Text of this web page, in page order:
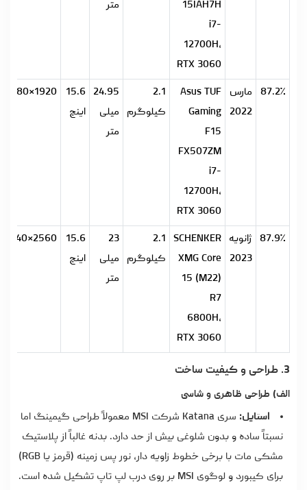
15IAH7H
i7-
12700H،
RTX 3060
متر
87.2٪
مارس
2022
Asus TUF
Gaming
F15
FX507ZM
i7-
12700H،
RTX 3060
2.1
کیلوگرم
24.95
میلی
متر
15.6
اینچ
1920×1080
87.9٪ ژانویه
2023
SCHENKER
XMG Core
15 (M22)
R7
6800H،
RTX 3060
2.1
کیلوگرم
23
میلی
متر
15.6
اینچ
2560×1440
3. طراحی و کیفیت ساخت
الف) طراحی ظاهری و شاسی
استایل:
سری Katana شرکت MSI معمولاً طراحی گیمینگ اما
نسبتاً ساده و بدون شلوغی بیش از حد دارد. بدنه غالباً از پلاستیک
مشکی مات با برخی خطوط زاویه دار، نور پس زمینه (قرمز یا RGB)
برای کیبورد و لوگوی MSI بر روی درب لپ تاپ تشکیل شده است.